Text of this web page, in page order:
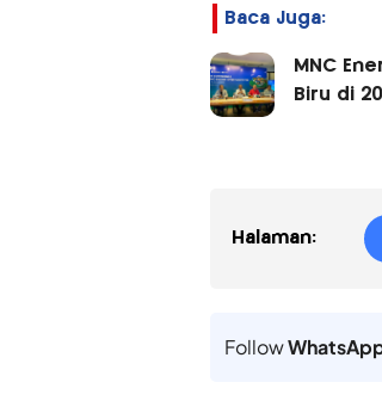
Baca Juga:
MNC
Biru di
Halaman:
Follow